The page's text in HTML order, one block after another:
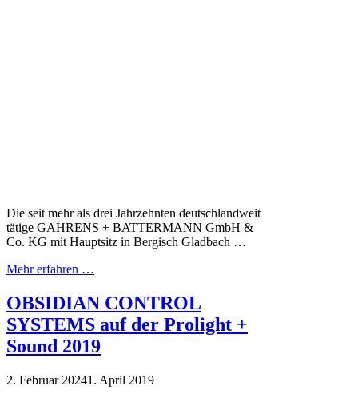
Die seit mehr als drei Jahrzehnten deutschlandweit
tätige GAHRENS + BATTERMANN GmbH &
Co. KG mit Hauptsitz in Bergisch Gladbach …
Mehr erfahren …
OBSIDIAN CONTROL
SYSTEMS auf der Prolight +
Sound 2019
2. Februar 20241. April 2019